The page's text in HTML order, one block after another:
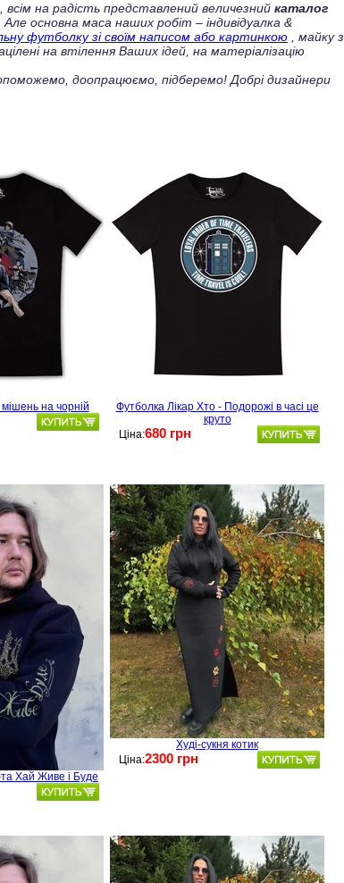
на радість представлений величезний каталог
. Але основна маса наших робіт – індивідуалка &
футболку зі своїм написом або картинкою , майку з
на втілення Ваших ідей, на матеріалізацію
доопрацюємо, підберемо! Добрі дизайнери
на чорній
Футболка Лікар Хто - Подорожі в часі це
круто
Ціна:680 грн
Хай Живе і Буде
Худі-сукня котик
Ціна:2300 грн